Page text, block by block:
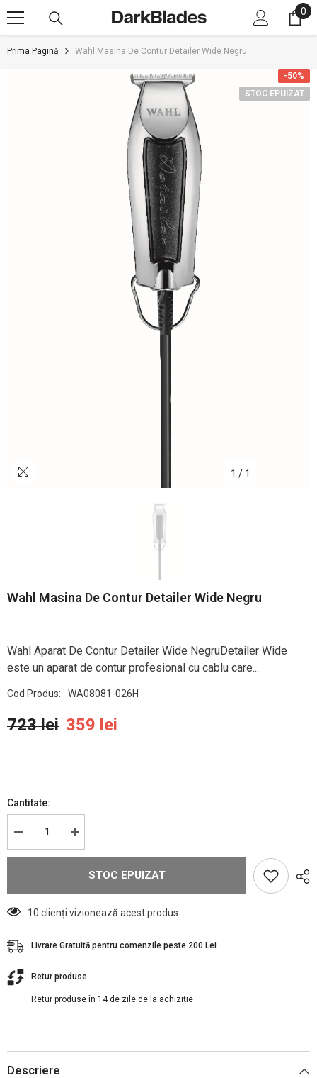
0
0
Prima Pagină Wahl Masina De Contur Detailer Wide Negru
-50%
STOC EPUIZAT
1 / 1
Wahl Masina De Contur Detailer Wide Negru
Wahl Aparat De Contur Detailer Wide NegruDetailer Wide
este un aparat de contur profesional cu cablu care...
Cod Produs: WA08081-026H
723 lei 359 lei
Cantitate:
Reduceți
cantitatea
pentru
Detailer
Creșteți
cantitatea
pentru
masina
Detailer
STOC EPUIZAT
10 clienți vizionează acest produs
Livrare Gratuită pentru comenzile peste 200 Lei
Retur produse
Retur produse în 14 de zile de la achiziție
Descriere